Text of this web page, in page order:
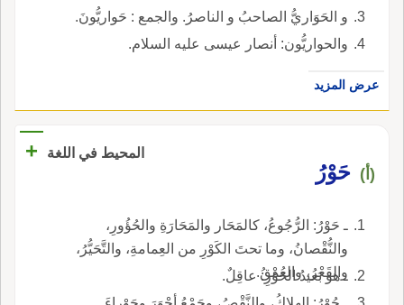
و الحَوَاريُّ الصاحبُ و الناصرُ. والجمع : حَواريُّونَ.
والحواريُّون: أنصار عيسى عليه السلام.
عرض المزيد
المحيط في اللغة +
(أ) حَوْرُ
ـ حَوْرُ: الرُّجُوعُ، كالمَحَار والمَحَارَةِ والحُؤُورِ،
والنُّقْصانُ، وما تحتَ الكَوْرِ من العِمامةِ، والتَّحَيُّرُ،
والقَعْرُ، والعُمْقُ.
ـ هو بَعيدُ الحَوْرِ: عاقِلٌ.